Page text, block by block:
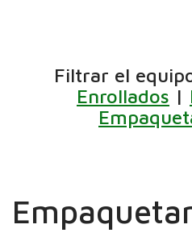
Filtrar el
Enrollados |